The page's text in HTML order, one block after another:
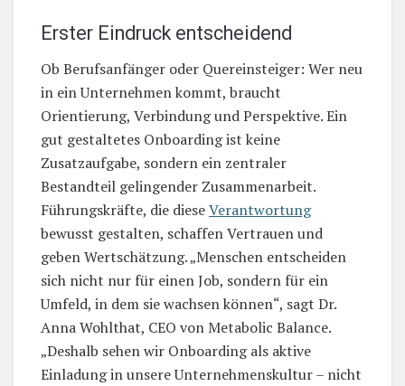
Erster Eindruck entscheidend
Ob Berufsanfänger oder Quereinsteiger: Wer neu
in ein Unternehmen kommt, braucht
Orientierung, Verbindung und Perspektive. Ein
gut gestaltetes Onboarding ist keine
Zusatzaufgabe, sondern ein zentraler
Bestandteil gelingender Zusammenarbeit.
Führungskräfte, die dieseVerantwortung
bewusst gestalten, schaffen Vertrauen und
geben Wertschätzung. „Menschen entscheiden
sich nicht nur für einen Job, sondern für ein
Umfeld, in dem sie wachsen können“, sagt Dr.
Anna Wohlthat, CEO von Metabolic Balance.
„Deshalb sehen wir Onboarding als aktive
Einladung in unsere Unternehmenskultur – nicht